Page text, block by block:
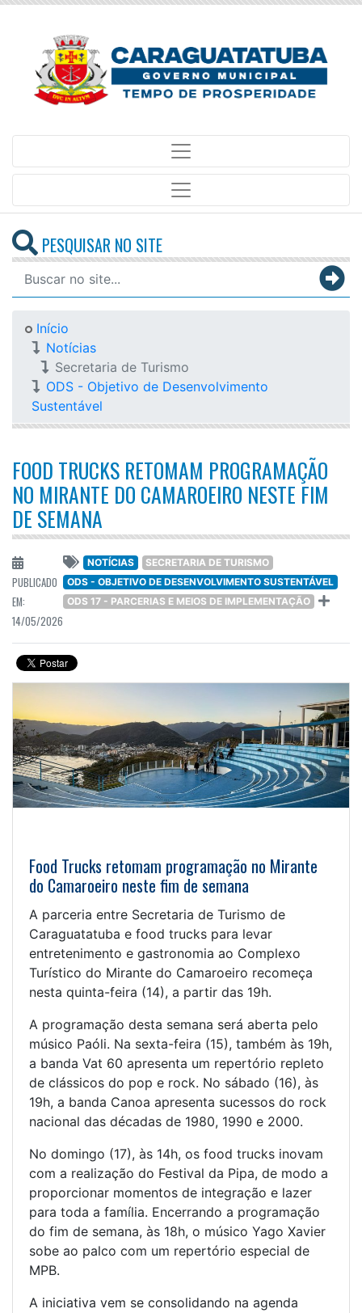
PESQUISAR NO SITE
Início
Notícias
Secretaria de Turismo
ODS - Objetivo de Desenvolvimento
Sustentável
FOOD TRUCKS RETOMAM PROGRAMAÇÃO
NO MIRANTE DO CAMAROEIRO NESTE FIM
DE SEMANA
PUBLICADO
EM:
14/05/2026
NOTÍCIAS
SECRETARIA DE TURISMO
ODS - OBJETIVO DE DESENVOLVIMENTO SUSTENTÁVEL
ODS 17 - PARCERIAS E MEIOS DE IMPLEMENTAÇÃO
Food Trucks retomam programação no Mirante
do Camaroeiro neste fim de semana
A parceria entre Secretaria de Turismo de
Caraguatatuba e food trucks para levar
entretenimento e gastronomia ao Complexo
Turístico do Mirante do Camaroeiro recomeça
nesta quinta-feira (14), a partir das 19h.
A programação desta semana será aberta pelo
músico Paóli. Na sexta-feira (15), também às 19h,
a banda Vat 60 apresenta um repertório repleto
de clássicos do pop e rock. No sábado (16), às
19h, a banda Canoa apresenta sucessos do rock
nacional das décadas de 1980, 1990 e 2000.
No domingo (17), às 14h, os food trucks inovam
com a realização do Festival da Pipa, de modo a
proporcionar momentos de integração e lazer
para toda a família. Encerrando a programação
do fim de semana, às 18h, o músico Yago Xavier
sobe ao palco com um repertório especial de
MPB.
A iniciativa vem se consolidando na agenda